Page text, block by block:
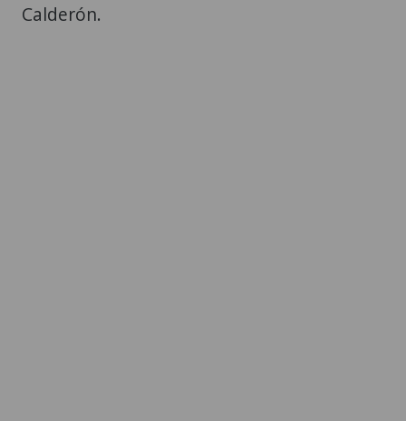
Calderón.